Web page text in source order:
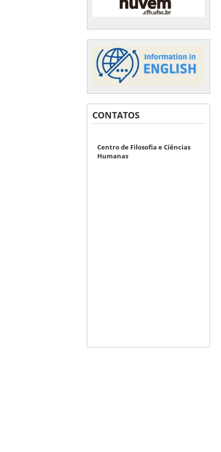
CONTATOS
Centro de Filosofia e Ciências
Humanas